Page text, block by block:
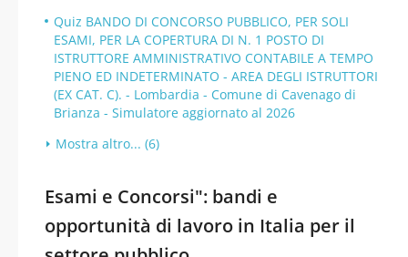
Quiz BANDO DI CONCORSO PUBBLICO, PER SOLI
ESAMI, PER LA COPERTURA DI N. 1 POSTO DI
ISTRUTTORE AMMINISTRATIVO CONTABILE A TEMPO
PIENO ED INDETERMINATO - AREA DEGLI ISTRUTTORI
(EX CAT. C). - Lombardia - Comune di Cavenago di
Brianza - Simulatore aggiornato al 2026
Mostra altro... (6)
Esami e Concorsi": bandi e
opportunità di lavoro in Italia per il